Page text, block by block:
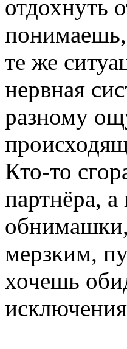
отдохнуть
те же
нервная
разному
Кто-то
партнёра,
обнимашки,
мерзким,
хочешь